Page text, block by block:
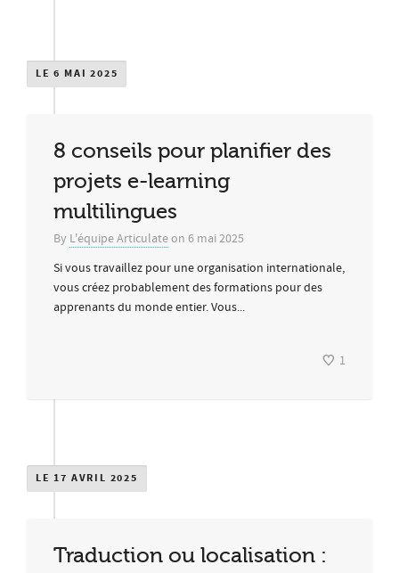
LE 6 MAI 2025
8 conseils pour planifier des
projets e-learning
multilingues
By L'équipe Articulateon 6 mai 2025
Si vous travaillez pour une organisation internationale,
vous créez probablement des formations pour des
apprenants du monde entier. Vous...
1
LE 17 AVRIL 2025
Traduction ou localisation :